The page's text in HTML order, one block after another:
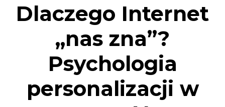
Dlaczego Internet
„nas zna”?
Psychologia
personalizacji w